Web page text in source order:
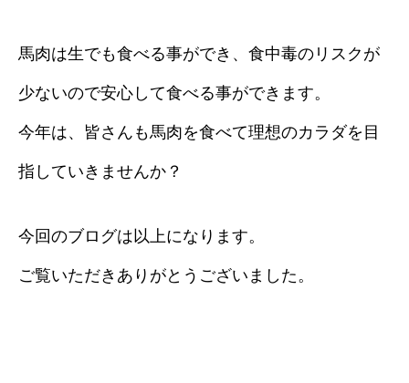
馬肉は生でも食べる事ができ、食中毒のリスクが
少ないので安心して食べる事ができます。
今年は、皆さんも馬肉を食べて理想のカラダを目
指していきませんか？
今回のブログは以上になります。
ご覧いただきありがとうございました。